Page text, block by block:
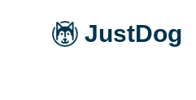
JustDog